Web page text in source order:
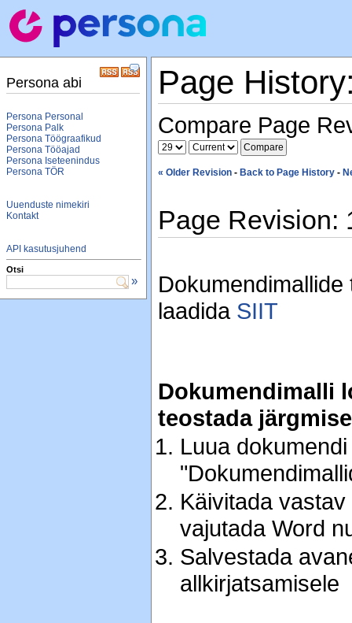
Persona abi
Persona Personal
Persona Palk
Persona Töögraafikud
Persona Tööajad
Persona Iseteenindus
Persona TÖR
Uuenduste nimekiri
Kontakt
API kasutusjuhend
Otsi
»
Page
Compare Page
« Older Revision - Back to Page History -
Page Revision:
laadida SIIT
Dokumendimalli
teostada
Luua
Käivitada
vajutada Word
Salvestada
allkirjatsamisele